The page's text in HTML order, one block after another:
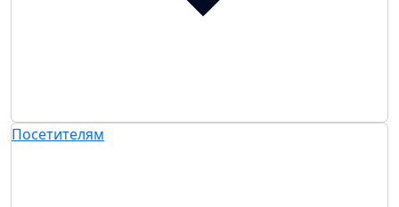
Посетителям